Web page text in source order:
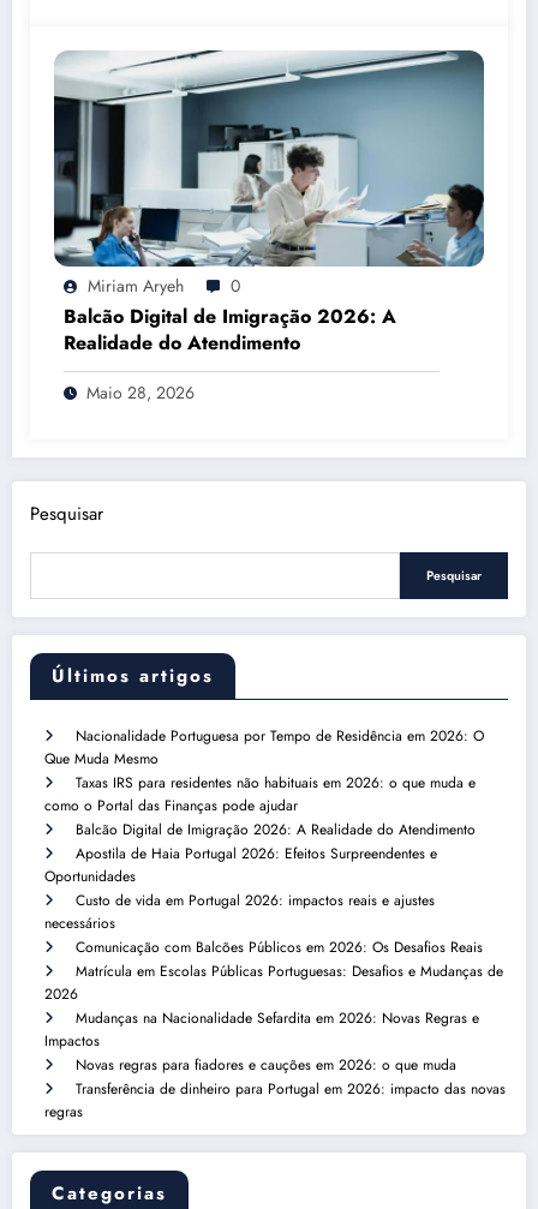
Miriam Aryeh 0
Balcão Digital de Imigração 2026: A
Realidade do Atendimento
Maio 28, 2026
Pesquisar
Pesquisar
Últimos artigos
Nacionalidade Portuguesa por Tempo de Residência em 2026: O
Que Muda Mesmo
Taxas IRS para residentes não habituais em 2026: o que muda e
como o Portal das Finanças pode ajudar
Balcão Digital de Imigração 2026: A Realidade do Atendimento
Apostila de Haia Portugal 2026: Efeitos Surpreendentes e
Oportunidades
Custo de vida em Portugal 2026: impactos reais e ajustes
necessários
Comunicação com Balcões Públicos em 2026: Os Desafios Reais
Matrícula em Escolas Públicas Portuguesas: Desafios e Mudanças de
2026
Mudanças na Nacionalidade Sefardita em 2026: Novas Regras e
Impactos
Novas regras para fiadores e cauções em 2026: o que muda
Transferência de dinheiro para Portugal em 2026: impacto das novas
regras
Categorias